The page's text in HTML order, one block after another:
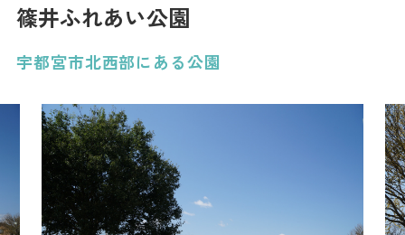
篠井ふれあい公園
宇都宮市北西部にある公園